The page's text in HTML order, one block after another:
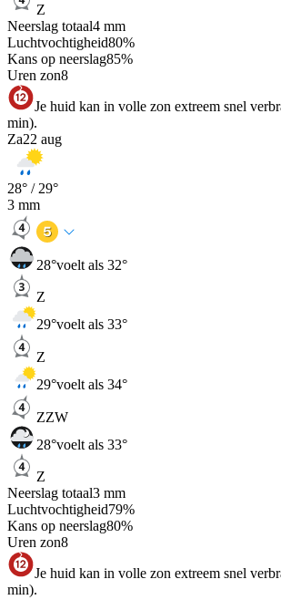
Z
Neerslag totaal4 mm
Luchtvochtigheid80%
Kans op neerslag85%
Uren zon8
Je huid kan in volle zon extreem snel
min).
Za22 aug
28° / 29°
3 mm
28°voelt als 32°
Z
29°voelt als 33°
Z
29°voelt als 34°
ZZW
28°voelt als 33°
Z
Neerslag totaal3 mm
Luchtvochtigheid79%
Kans op neerslag80%
Uren zon8
Je huid kan in volle zon extreem snel
min).